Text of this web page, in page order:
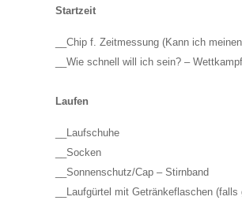
Startzeit
__Chip f. Zeitmessung (Kann ich
__Wie schnell will ich sein? –
Laufen
__Laufschuhe
__Socken
__Sonnenschutz/Cap – Stirnband
__Laufgürtel mit Getränkeflaschen